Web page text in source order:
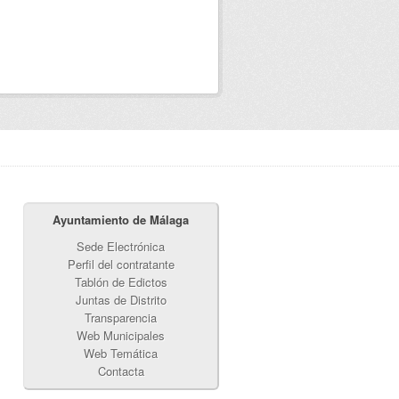
Ayuntamiento de Málaga
Sede Electrónica
Perfil del contratante
Tablón de Edictos
Juntas de Distrito
Transparencia
Web Municipales
Web Temática
Contacta